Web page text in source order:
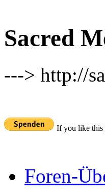
Sacred
---> http://
If you like this
Foren-